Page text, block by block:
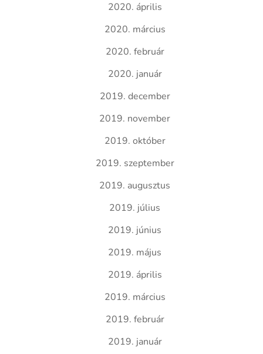
2020. április
2020. március
2020. február
2020. január
2019. december
2019. november
2019. október
2019. szeptember
2019. augusztus
2019. július
2019. június
2019. május
2019. április
2019. március
2019. február
2019. január